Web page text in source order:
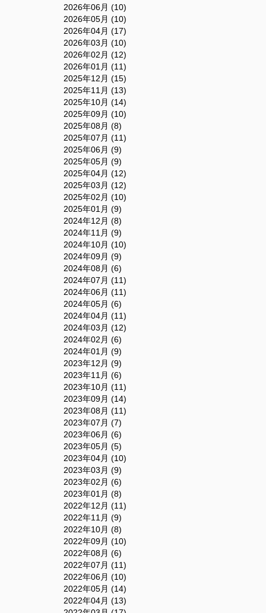
2026年06月 (10)
2026年05月 (10)
2026年04月 (17)
2026年03月 (10)
2026年02月 (12)
2026年01月 (11)
2025年12月 (15)
2025年11月 (13)
2025年10月 (14)
2025年09月 (10)
2025年08月 (8)
2025年07月 (11)
2025年06月 (9)
2025年05月 (9)
2025年04月 (12)
2025年03月 (12)
2025年02月 (10)
2025年01月 (9)
2024年12月 (8)
2024年11月 (9)
2024年10月 (10)
2024年09月 (9)
2024年08月 (6)
2024年07月 (11)
2024年06月 (11)
2024年05月 (6)
2024年04月 (11)
2024年03月 (12)
2024年02月 (6)
2024年01月 (9)
2023年12月 (9)
2023年11月 (6)
2023年10月 (11)
2023年09月 (14)
2023年08月 (11)
2023年07月 (7)
2023年06月 (6)
2023年05月 (5)
2023年04月 (10)
2023年03月 (9)
2023年02月 (6)
2023年01月 (8)
2022年12月 (11)
2022年11月 (9)
2022年10月 (8)
2022年09月 (10)
2022年08月 (6)
2022年07月 (11)
2022年06月 (10)
2022年05月 (14)
2022年04月 (13)